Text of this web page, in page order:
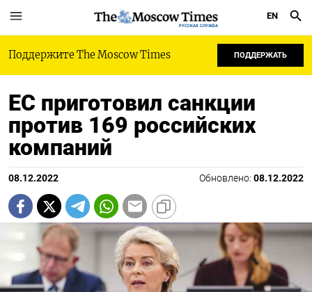
РУССКАЯ СЛУЖБА
EN
Поддержите The Moscow Times ПОДДЕРЖАТЬ
ЕС приготовил санкции
против 169 российских
компаний
08.12.2022 Обновлено: 08.12.2022